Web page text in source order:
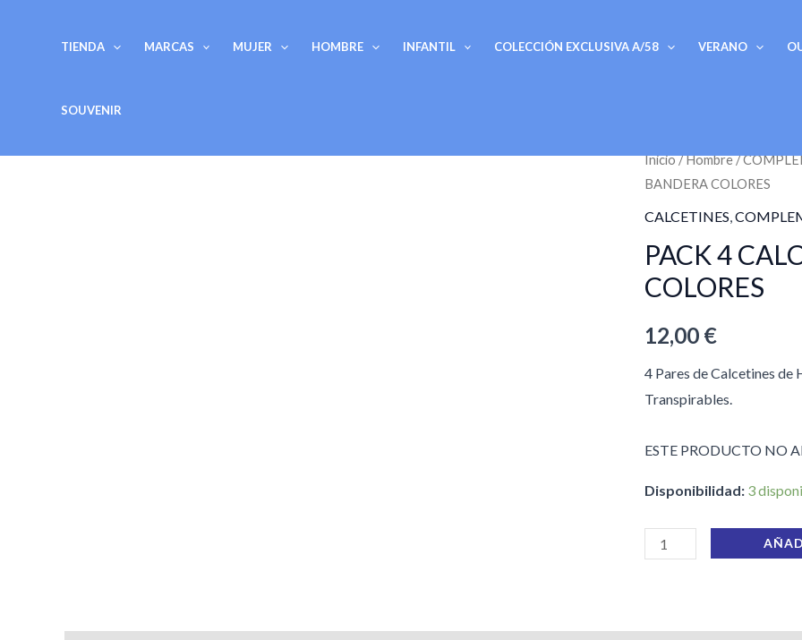
TIENDA MARCAS MUJER HOMBRE INFANTIL COLECCIÓN EXCLUSIVA A/58 VERANO
SOUVENIR
Inicio/Hombre/
BANDERA COLORES
CALCETINES
PACK 4
COLORES
12,00 €
4 Pares de Calcetines de
Transpirables.
ESTE PRODUCTO NO
Disponibilidad: 3
PACK
4
CALCETINES
COLORES
cantidad